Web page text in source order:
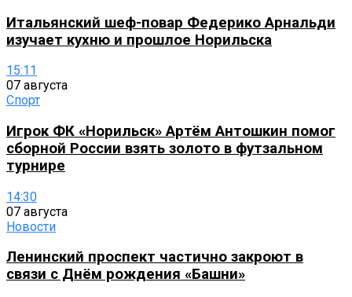
Итальянский шеф-повар Федерико Арнальди
изучает кухню и прошлое Норильска
15:11
07 августа
Спорт
Игрок ФК «Норильск» Артём Антошкин помог
сборной России взять золото в футзальном
турнире
14:30
07 августа
Новости
Ленинский проспект частично закроют в
связи с Днём рождения «Башни»